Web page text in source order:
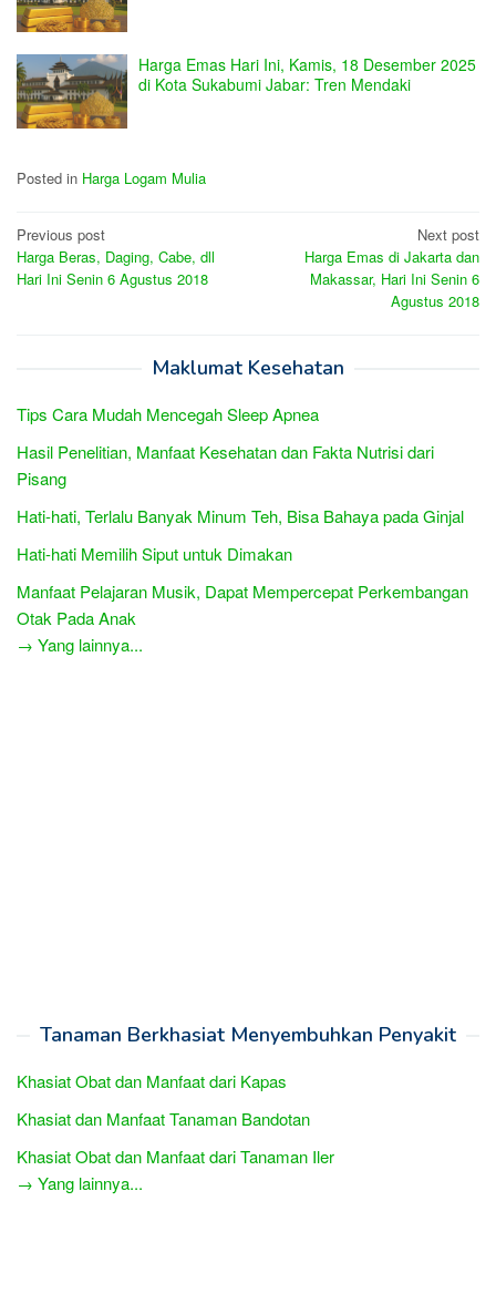
Harga Emas Hari Ini, Kamis, 18 Desember 2025
di Kota Sukabumi Jabar: Tren Mendaki
Posted in Harga Logam Mulia
Post
navigation
Previous post
Harga Beras, Daging, Cabe, dll
Hari Ini Senin 6 Agustus 2018
Next post
Harga Emas di Jakarta dan
Makassar, Hari Ini Senin 6
Agustus 2018
Maklumat Kesehatan
Tips Cara Mudah Mencegah Sleep Apnea
Hasil Penelitian, Manfaat Kesehatan dan Fakta Nutrisi dari
Pisang
Hati-hati, Terlalu Banyak Minum Teh, Bisa Bahaya pada Ginjal
Hati-hati Memilih Siput untuk Dimakan
Manfaat Pelajaran Musik, Dapat Mempercepat Perkembangan
Otak Pada Anak
→ Yang lainnya...
Tanaman Berkhasiat Menyembuhkan Penyakit
Khasiat Obat dan Manfaat dari Kapas
Khasiat dan Manfaat Tanaman Bandotan
Khasiat Obat dan Manfaat dari Tanaman Iler
→ Yang lainnya...